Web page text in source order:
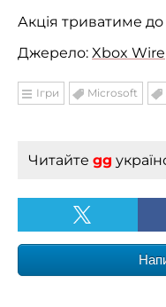
Акція триватиме
Джерело: Xbox Wire
Ігри Microsoft
Читайте gg